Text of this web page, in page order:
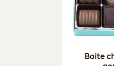
Boite